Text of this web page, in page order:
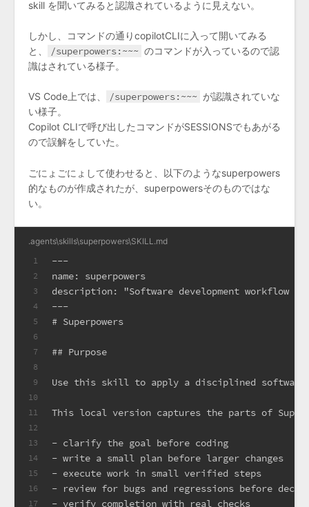
skill を聞いてみると認識されているように見えない。
しかし、コマンドの通りcopilotCLIに入って開いてみる
と、
/superpowers:~~~ のコマンドが入っているので認
識はされている様子。
VS Code上では、 /superpowers:~~~ が認識されていな
い様子。
Copilot CLIで呼び出したコマンドがSESSIONSでもあがる
ので誤解をしていた。
ごにょごにょして使わせると、以下のようなsuperpowers
的なものが作成されたが、superpowersそのものではな
い。
.agents\skills\superpowers\SKILL.md
1
2
3
4
5
6
7
8
9
10
11
12
13
14
15
16
17
---
name: superpowers
description: "Software development
---
# Superpowers
## Purpose
Use this skill to apply a disciplined software
This local version captures the parts of
- clarify the goal before coding
- write a small plan before larger changes
- execute work in small verified steps
- review for bugs and regressions before
- verify completion with real checks